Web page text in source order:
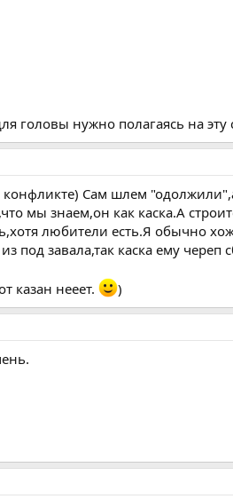
головы нужно полагаясь на эту
конфликте) Сам шлем
мы знаем,он как каска.А
любители есть.Я обычно
завала,так каска ему череп
казан нееет.
)